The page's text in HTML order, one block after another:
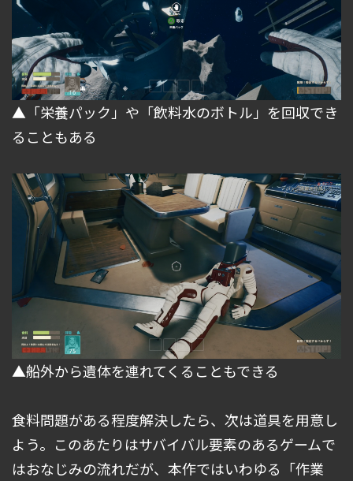
▲「栄養パック」や「飲料水のボトル」を回収でき
ることもある
▲船外から遺体を連れてくることもできる
食料問題がある程度解決したら、次は道具を用意し
よう。このあたりはサバイバル要素のあるゲームで
はおなじみの流れだが、本作ではいわゆる「作業